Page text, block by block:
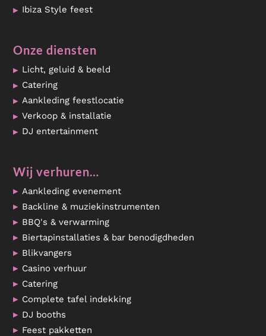
Ibiza Style feest
Onze diensten
Licht, geluid & beeld
Catering
Aankleding feestlocatie
Verkoop & installatie
DJ entertainment
Wij verhuren…
Aankleding evenement
Backline & muziekinstrumenten
BBQ's & verwarming
Biertapinstallaties & bar benodigdheden
Blikvangers
Casino verhuur
Catering
Complete tafel indekking
DJ booths
Feest pakketten